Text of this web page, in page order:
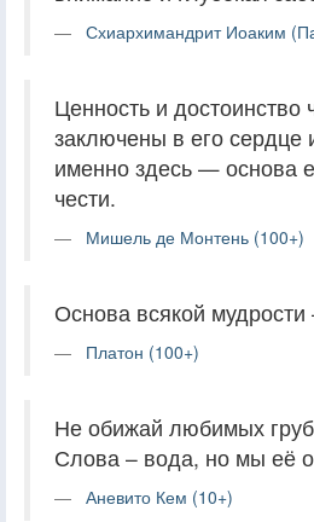
Схиархимандрит Иоаким
Ценность и достоинство
заключены в его сердце
именно здесь — основа
чести.
Мишель де Монтень (100+)
Основа всякой
Платон (100+)
Не обижай любимых
Слова – вода, но мы её
Аневито Кем (10+)